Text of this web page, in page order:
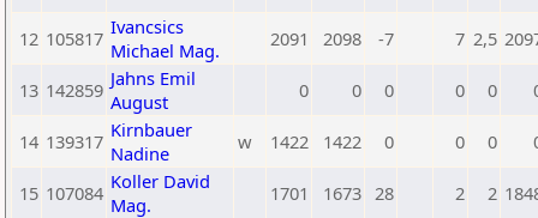
12 105817 Ivancsics
Michael Mag.
2091 2098 -7 7 2,5
13 142859 Jahns Emil
August
0 0 0 0 0
14 139317 Kirnbauer
Nadine
w 1422 1422 0 0 0
15 107084 Koller David
Mag.
1701 1673 28 2 2